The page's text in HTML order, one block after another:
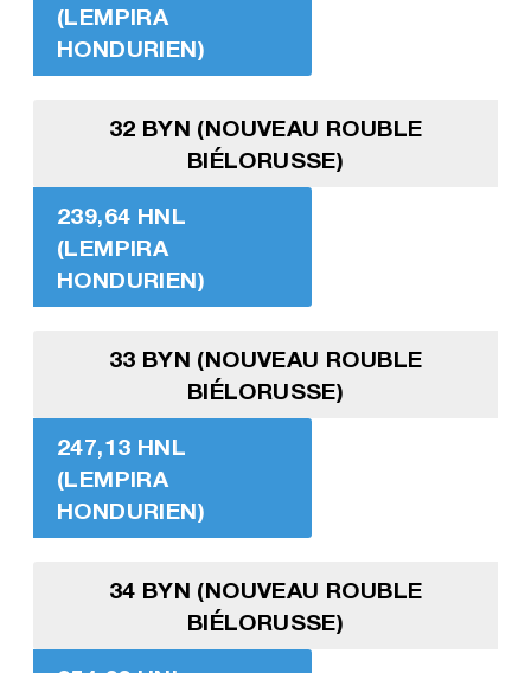
(LEMPIRA
HONDURIEN)
32 BYN (NOUVEAU ROUBLE
BIÉLORUSSE)
239,64 HNL
(LEMPIRA
HONDURIEN)
33 BYN (NOUVEAU ROUBLE
BIÉLORUSSE)
247,13 HNL
(LEMPIRA
HONDURIEN)
34 BYN (NOUVEAU ROUBLE
BIÉLORUSSE)